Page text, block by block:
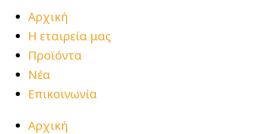
Αρχική
Η εταιρεία μας
Προϊόντα
Νέα
Επικοινωνία
Αρχική